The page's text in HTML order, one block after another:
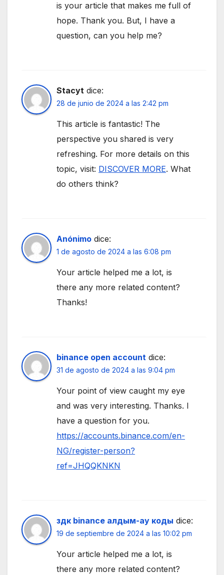
is your article that makes me full of
hope. Thank you. But, I have a
question, can you help me?
Stacyt dice:
28 de junio de 2024 a las 2:42 pm
This article is fantastic! The
perspective you shared is very
refreshing. For more details on this
topic, visit: DISCOVER MORE. What
do others think?
Anónimo dice:
1 de agosto de 2024 a las 6:08 pm
Your article helped me a lot, is
there any more related content?
Thanks!
binance open account dice:
31 de agosto de 2024 a las 9:04 pm
Your point of view caught my eye
and was very interesting. Thanks. I
have a question for you.
https://accounts.binance.com/en-
NG/register-person?
ref=JHQQKNKN
здк binance алдым-ау коды dice:
19 de septiembre de 2024 a las 10:02 pm
Your article helped me a lot, is
there any more related content?